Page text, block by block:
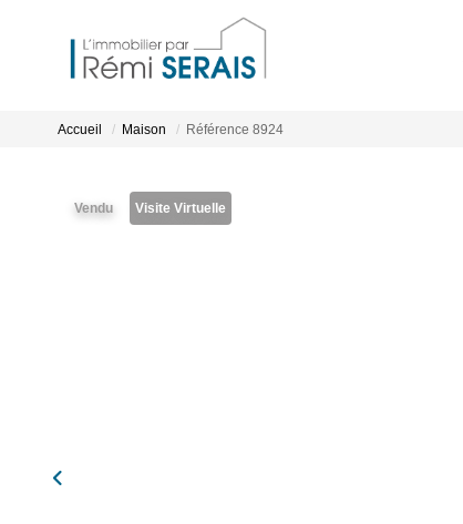
Accueil Maison Référence 8924
Vendu Visite Virtuelle